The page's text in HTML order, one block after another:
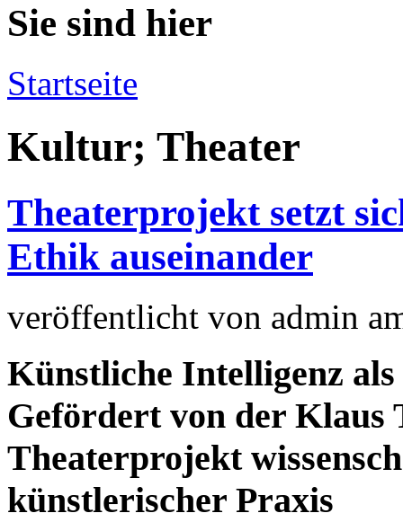
Sie sind hier
Startseite
Kultur; Theater
Theaterprojekt setzt
Ethik auseinander
veröffentlicht von admin
Künstliche Intelligenz
Gefördert von der Klaus
Theaterprojekt
künstlerischer Praxis